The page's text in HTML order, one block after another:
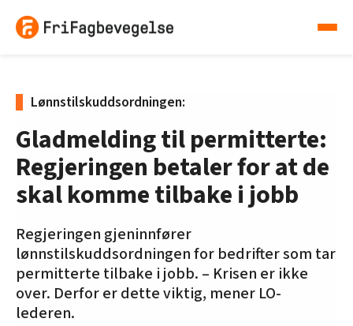
Lønnstilskuddsordningen:
Gladmelding til permitterte:
Regjeringen betaler for at de
skal komme tilbake i jobb
Regjeringen gjeninnfører
lønnstilskuddsordningen for bedrifter som tar
permitterte tilbake i jobb. – Krisen er ikke
over. Derfor er dette viktig, mener LO-
lederen.